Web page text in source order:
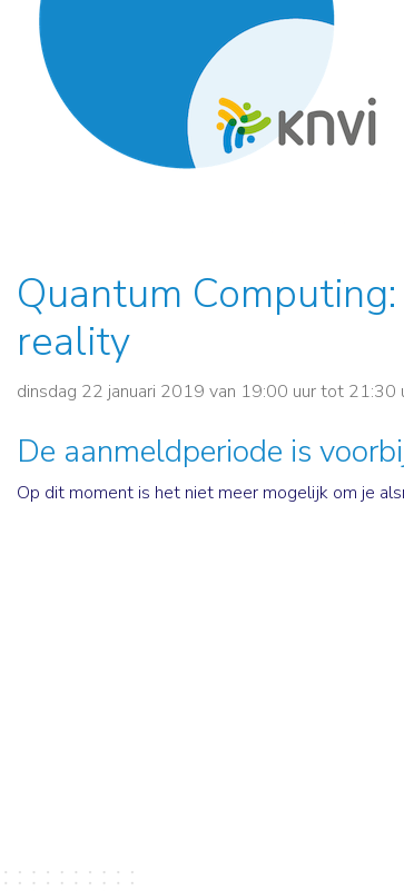
Quantum
reality
dinsdag 22 januari 2019 van 19:00 uur tot 21:30
De aanmeldperiode is
Op dit moment is het niet meer mogelijk om je